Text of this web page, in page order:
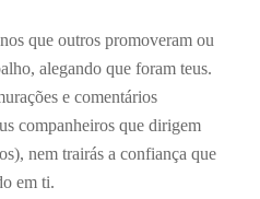
que outros promoveram ou
alegando que foram teus.
e comentários
companheiros que dirigem
nem trairás a confiança que
em ti.